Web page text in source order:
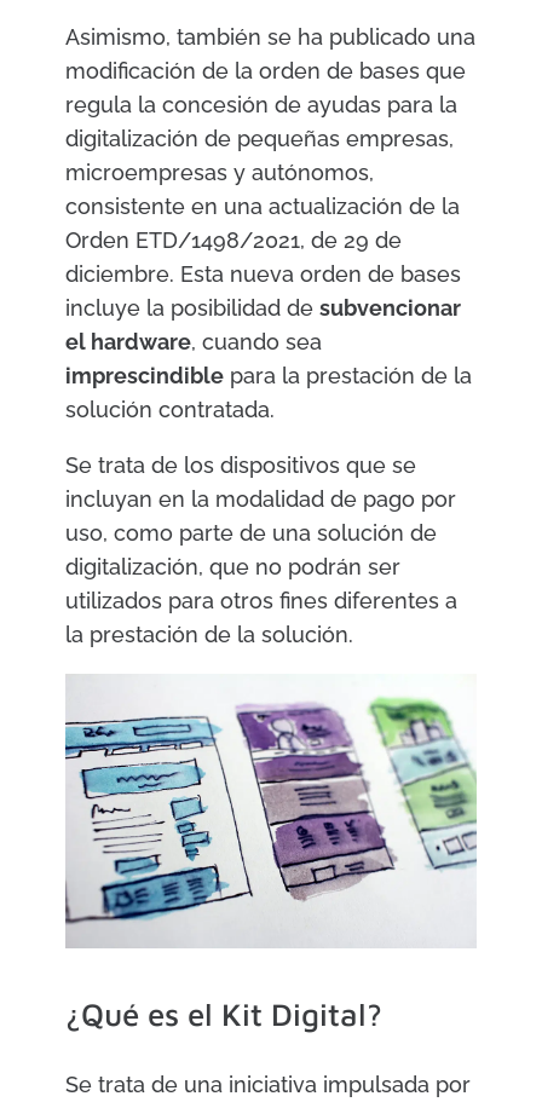
Asimismo, también se ha publicado una
modificación de la orden de bases que
regula la concesión de ayudas para la
digitalización de pequeñas empresas,
microempresas y autónomos,
consistente en una actualización de la
Orden ETD/1498/2021, de 29 de
diciembre. Esta nueva orden de bases
incluye la posibilidad de subvencionar
el hardware, cuando sea
imprescindible para la prestación de la
solución contratada.
Se trata de los dispositivos que se
incluyan en la modalidad de pago por
uso, como parte de una solución de
digitalización, que no podrán ser
utilizados para otros fines diferentes a
la prestación de la solución.
¿Qué es el Kit Digital?
Se trata de una iniciativa impulsada por